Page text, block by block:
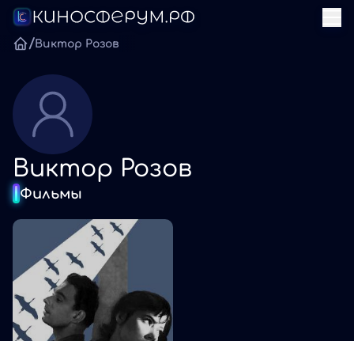
/Виктор Розов
Виктор Розов
Фильмы